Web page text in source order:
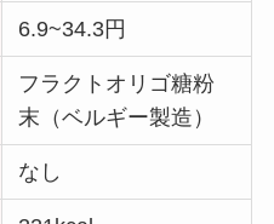
6.9~34.3円
フラクトオリゴ糖粉
末（ベルギー製造）
なし